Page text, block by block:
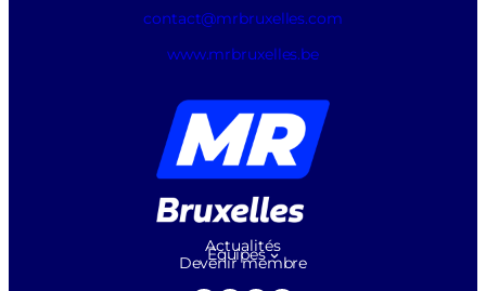
contact@mrbruxelles.com
www.mrbruxelles.be
Actualités
Équipes
Devenir membre